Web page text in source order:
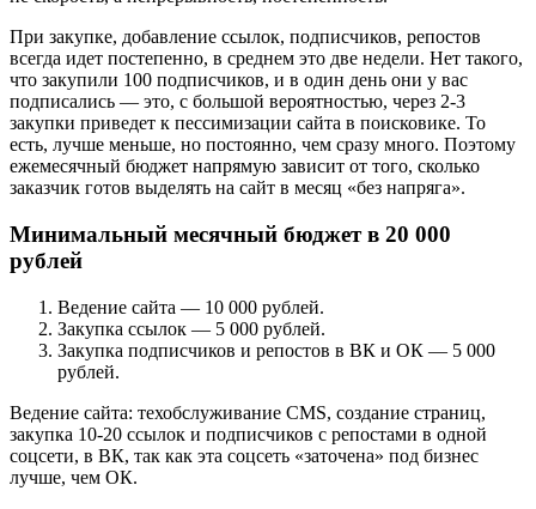
При закупке, добавление ссылок, подписчиков, репостов
всегда идет постепенно, в среднем это две недели. Нет такого,
что закупили 100 подписчиков, и в один день они у вас
подписались — это, с большой вероятностью, через 2-3
закупки приведет к пессимизации сайта в поисковике. То
есть, лучше меньше, но постоянно, чем сразу много. Поэтому
ежемесячный бюджет напрямую зависит от того, сколько
заказчик готов выделять на сайт в месяц «без напряга».
Минимальный месячный бюджет в 20 000
рублей
Ведение сайта — 10 000 рублей.
Закупка ссылок — 5 000 рублей.
Закупка подписчиков и репостов в ВК и ОК — 5 000
рублей.
Ведение сайта: техобслуживание CMS, создание страниц,
закупка 10-20 ссылок и подписчиков с репостами в одной
соцсети, в ВК, так как эта соцсеть «заточена» под бизнес
лучше, чем ОК.